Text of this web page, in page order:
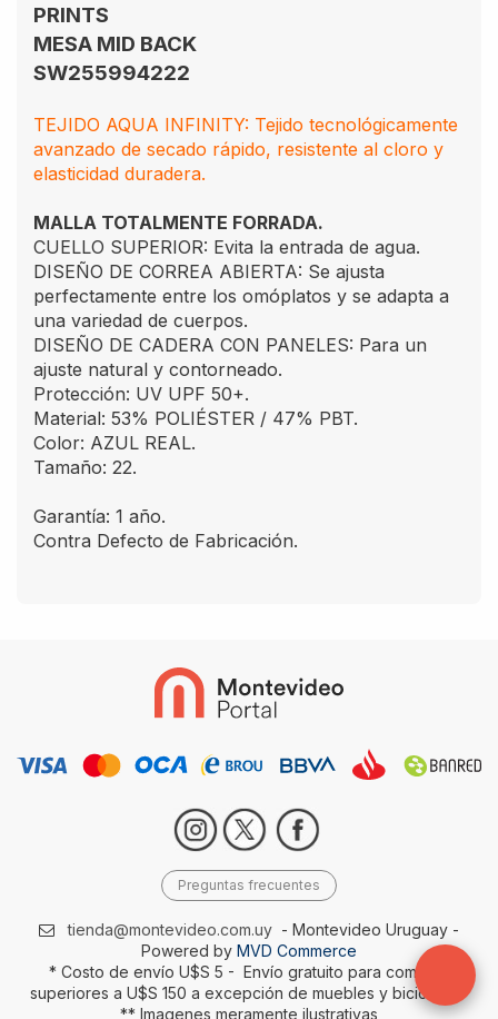
PRINTS
MESA MID BACK
SW255994222
TEJIDO AQUA INFINITY: Tejido tecnológicamente
avanzado de secado rápido, resistente al cloro y
elasticidad duradera.
MALLA TOTALMENTE FORRADA.
CUELLO SUPERIOR: Evita la entrada de agua.
DISEÑO DE CORREA ABIERTA: Se ajusta
perfectamente entre los omóplatos y se adapta a
una variedad de cuerpos.
DISEÑO DE CADERA CON PANELES: Para un
ajuste natural y contorneado.
Protección: UV UPF 50+.
Material: 53% POLIÉSTER / 47% PBT.
Color: AZUL REAL.
Tamaño: 22.
Garantía: 1 año.
Contra Defecto de Fabricación.
Preguntas frecuentes
tienda@montevideo.com.uy - Montevideo Uruguay -
Powered by MVD Commerce
* Costo de envío U$S 5 - Envío gratuito para compras
superiores a U$S 150 a excepción de muebles y bicicletas-
** Imagenes meramente ilustrativas